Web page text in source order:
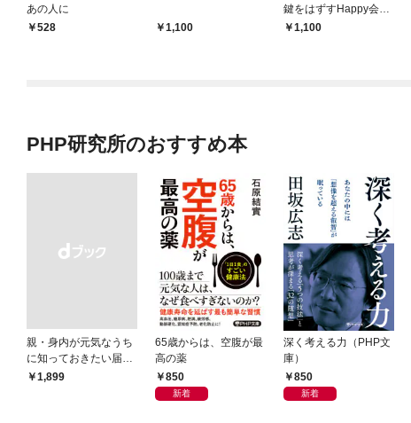
あの人に
528
1,100
鍵をはずすHappy会話
術1,100
PHP研究所のおすすめ本
親・身内が元気なうち
に知っておきたい届
出・手続きの準備（き
￥1,899
65歳からは、空腹が最
高の薬
850
新着
深く考える力（PHP文
庫）
850
新着